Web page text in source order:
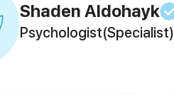
Shaden Aldohayk
Psychologist(Specialist)